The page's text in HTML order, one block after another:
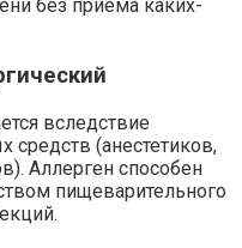
без приема каких-
вследствие
средств (анестетиков,
Аллерген способен
пищеварительного